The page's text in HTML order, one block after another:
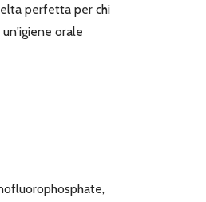
perfetta per chi
orale